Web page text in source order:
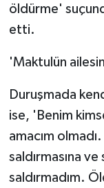
öldürme'
etti.
'Maktulün
Duruşmada
ise, 'Benim
amacım
saldırmasına
saldırmadım.